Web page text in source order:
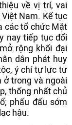
về vị trí, vai
Nam. Kế tục
các tổ chức Mặt
nay tiếp tục đổi
rộng khối đại
dân phát huy
ý chí tự lực tự
ở trong và ngoài
thống nhất chủ
phấu đấu sớm
hậu.